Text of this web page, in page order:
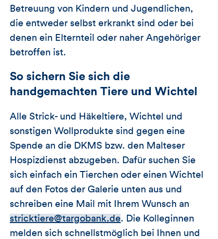
Betreuung von Kindern und Jugendlichen,
die entweder selbst erkrankt sind oder bei
denen ein Elternteil oder naher Angehöriger
betroffen ist.
So sichern Sie sich die
handgemachten Tiere und Wichtel
Alle Strick- und Häkeltiere, Wichtel und
sonstigen Wollprodukte sind gegen eine
Spende an die DKMS bzw. den Malteser
Hospizdienst abzugeben. Dafür suchen Sie
sich einfach ein Tierchen oder einen Wichtel
auf den Fotos der Galerie unten aus und
schreiben eine Mail mit Ihrem Wunsch an
stricktiere@targobank.de. Die Kolleginnen
melden sich schnellstmöglich bei Ihnen und